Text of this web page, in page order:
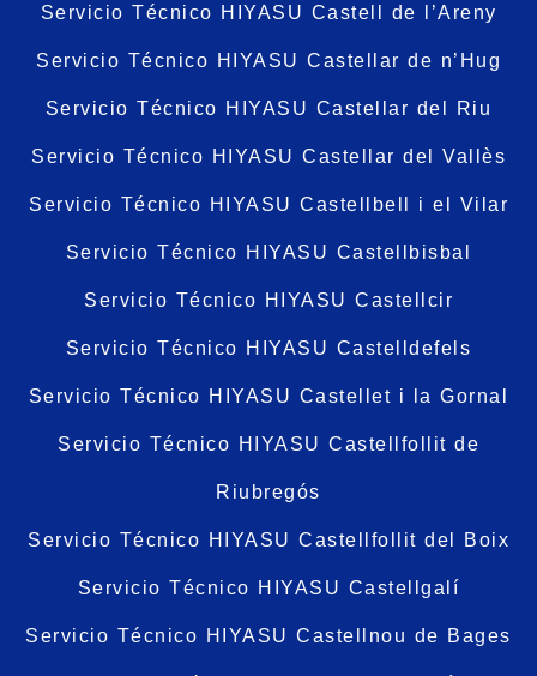
Servicio Técnico HIYASU Castell de l’Areny
Servicio Técnico HIYASU Castellar de n’Hug
Servicio Técnico HIYASU Castellar del Riu
Servicio Técnico HIYASU Castellar del Vallès
Servicio Técnico HIYASU Castellbell i el Vilar
Servicio Técnico HIYASU Castellbisbal
Servicio Técnico HIYASU Castellcir
Servicio Técnico HIYASU Castelldefels
Servicio Técnico HIYASU Castellet i la Gornal
Servicio Técnico HIYASU Castellfollit de
Riubregós
Servicio Técnico HIYASU Castellfollit del Boix
Servicio Técnico HIYASU Castellgalí
Servicio Técnico HIYASU Castellnou de Bages